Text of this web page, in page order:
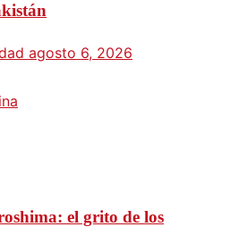
agosto 6, 2026
el grito de los